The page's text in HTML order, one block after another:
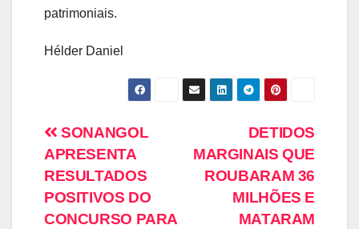
patrimoniais.
Hélder Daniel
DETIDOS
MARGINAIS QUE
ROUBARAM 36
MILHÕES E
MATARAM
SONANGOL
APRESENTA
RESULTADOS
POSITIVOS DO
CONCURSO PARA